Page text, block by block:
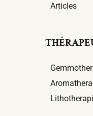
Articles